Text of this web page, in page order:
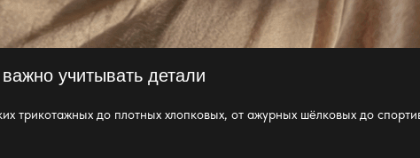
учитывать детали
трикотажных до плотных хлопковых, от ажурных шёлковых до